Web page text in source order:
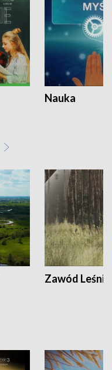
Nauka
Zawód Leśnik